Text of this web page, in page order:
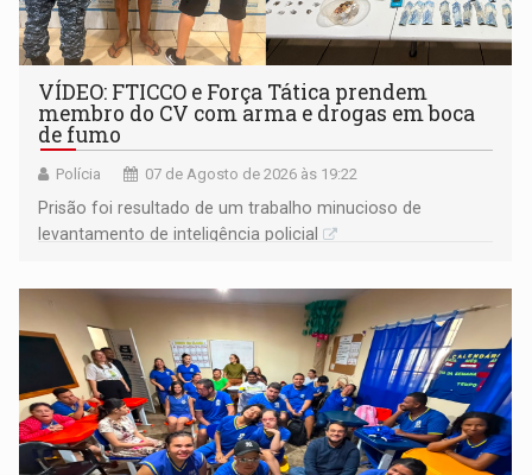
VÍDEO: FTICCO e Força Tática prendem
membro do CV com arma e drogas em boca
de fumo
Polícia 07 de Agosto de 2026 às 19:22
Prisão foi resultado de um trabalho minucioso de
levantamento de inteligência policial